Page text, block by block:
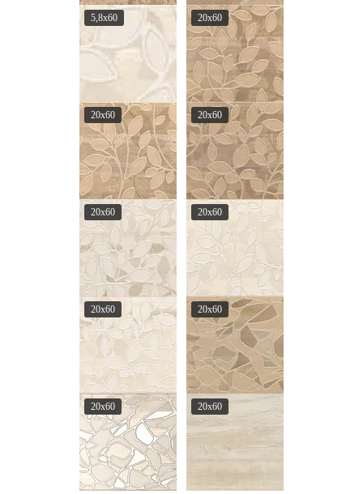
5,8x60 20x60
20x60 20x60
20x60 20x60
20x60 20x60
20x60 20x60